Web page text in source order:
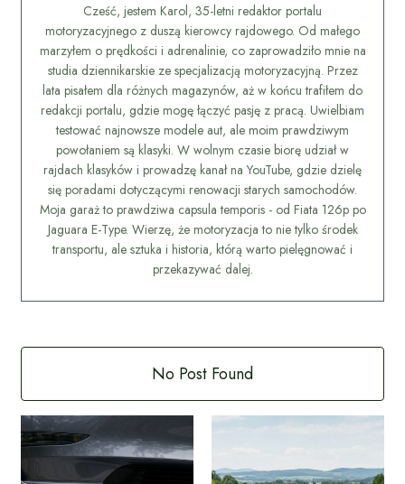
Cześć, jestem Karol, 35-letni redaktor portalu
motoryzacyjnego z duszą kierowcy rajdowego. Od małego
marzyłem o prędkości i adrenalinie, co zaprowadziło mnie na
studia dziennikarskie ze specjalizacją motoryzacyjną. Przez
lata pisałem dla różnych magazynów, aż w końcu trafiłem do
redakcji portalu, gdzie mogę łączyć pasję z pracą. Uwielbiam
testować najnowsze modele aut, ale moim prawdziwym
powołaniem są klasyki. W wolnym czasie biorę udział w
rajdach klasyków i prowadzę kanał na YouTube, gdzie dzielę
się poradami dotyczącymi renowacji starych samochodów.
Moja garaż to prawdziwa capsula temporis - od Fiata 126p po
Jaguara E-Type. Wierzę, że motoryzacja to nie tylko środek
transportu, ale sztuka i historia, którą warto pielęgnować i
przekazywać dalej.
No Post Found